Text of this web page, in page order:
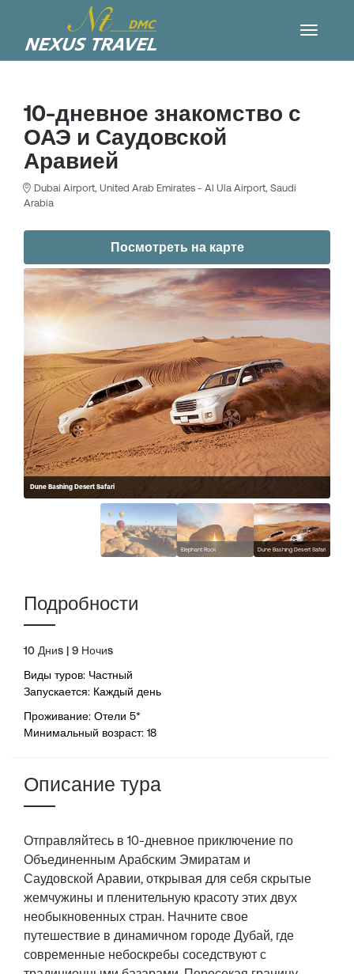
10-дневное знакомство с
ОАЭ и Саудовской
Аравией
Dubai Airport, United Arab Emirates - Al Ula Airport, Saudi
Arabia
Посмотреть на карте
Dune Bashing Desert Safari
Dune Bashing Desert Safari
Elephant Rock
Подробности
10 Дниs | 9 Ночиs
Виды туров: Частный
Запускается: Каждый день
Проживание: Отели 5*
Минимальный возраст: 18
Описание тура
Отправляйтесь в 10-дневное приключение по
Объединенным Арабским Эмиратам и
Саудовской Аравии, открывая для себя скрытые
жемчужины и пленительную красоту этих двух
необыкновенных стран. Начните свое
путешествие в динамичном городе Дубай, где
современные небоскребы соседствуют с